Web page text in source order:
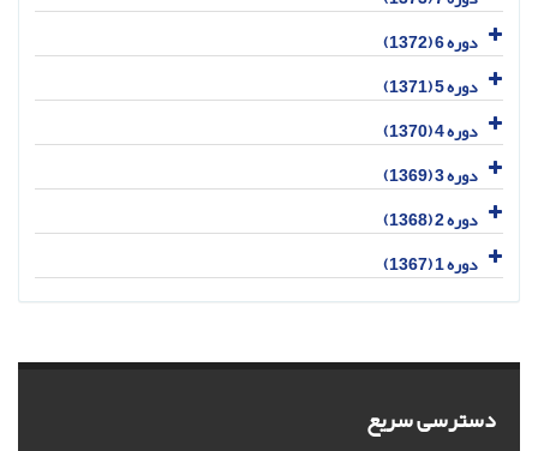
دوره 6 (1372)
دوره 5 (1371)
دوره 4 (1370)
دوره 3 (1369)
دوره 2 (1368)
دوره 1 (1367)
دسترسی سریع